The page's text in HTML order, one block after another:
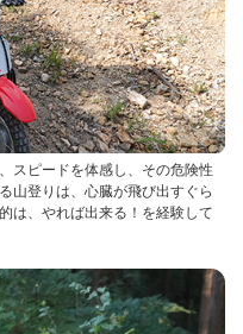
スピードを体感し、その危険性
山登りは、心臓が飛び出すぐら
は、やれば出来る！を経験して